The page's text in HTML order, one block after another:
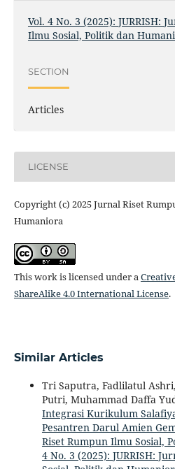
Vol. 4 No. 3 (2025): JURRISH:
Ilmu Sosial, Politik dan
SECTION
Articles
LICENSE
Copyright (c) 2025 Jurnal Riset
Humaniora
This work is licensed under a
ShareAlike 4.0 International License.
Similar Articles
Tri Saputra, Fadlilatul
Putri, Muhammad Daffa
Integrasi Kurikulum
Pesantren Darul Amien
Riset Rumpun Ilmu Sosial,
4 No. 3 (2025): JURRISH: